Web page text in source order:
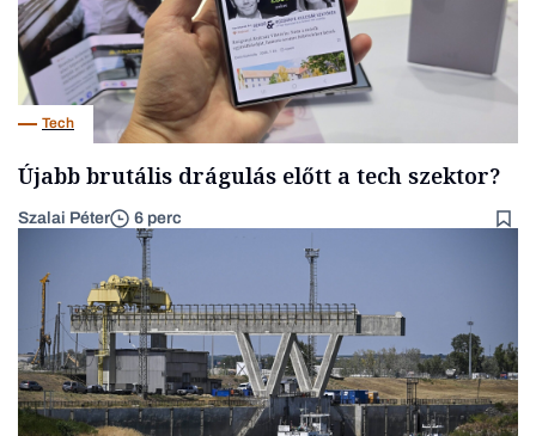
Tech
Újabb brutális drágulás előtt a tech szektor?
Szalai Péter 6 perc